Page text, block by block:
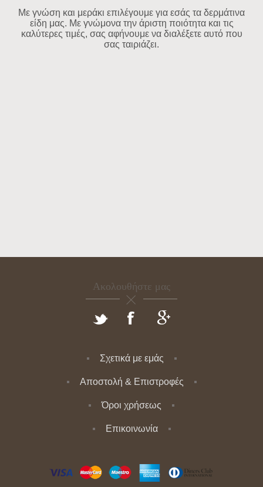
Με γνώση και μεράκι επιλέγουμε για εσάς τα δερμάτινα
είδη μας. Με γνώμονα την άριστη ποιότητα και τις
καλύτερες τιμές, σας αφήνουμε να διαλέξετε αυτό που
σας ταιριάζει.
Ακολουθήστε μας
Σχετικά με εμάς
Αποστολή & Επιστροφές
Όροι χρήσεως
Επικοινωνία